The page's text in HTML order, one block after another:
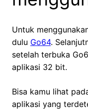
Untuk
dulu Go64.
setelah terbuka
aplikasi 32 bit.
Bisa kamu lihat
aplikasi yang